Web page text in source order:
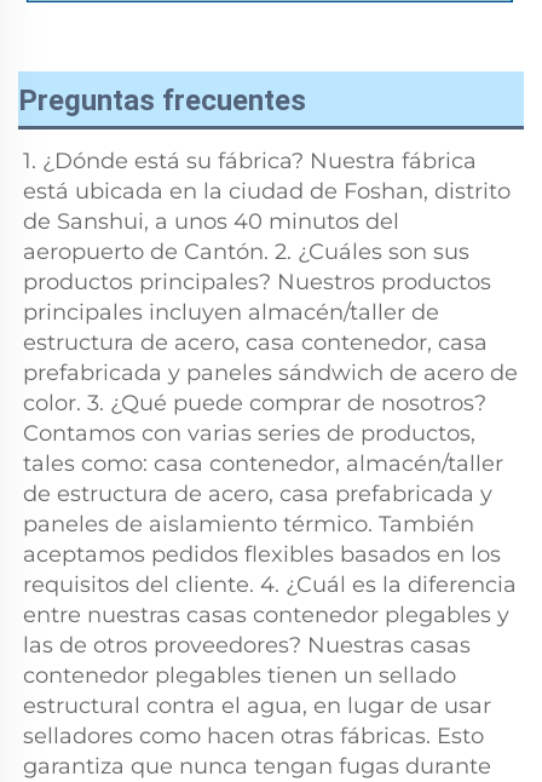
Preguntas frecuentes
1. ¿Dónde está su fábrica? Nuestra fábrica
está ubicada en la ciudad de Foshan, distrito
de Sanshui, a unos 40 minutos del
aeropuerto de Cantón. 2. ¿Cuáles son sus
productos principales? Nuestros productos
principales incluyen almacén/taller de
estructura de acero, casa contenedor, casa
prefabricada y paneles sándwich de acero de
color. 3. ¿Qué puede comprar de nosotros?
Contamos con varias series de productos,
tales como: casa contenedor, almacén/taller
de estructura de acero, casa prefabricada y
paneles de aislamiento térmico. También
aceptamos pedidos flexibles basados en los
requisitos del cliente. 4. ¿Cuál es la diferencia
entre nuestras casas contenedor plegables y
las de otros proveedores? Nuestras casas
contenedor plegables tienen un sellado
estructural contra el agua, en lugar de usar
selladores como hacen otras fábricas. Esto
garantiza que nunca tengan fugas durante